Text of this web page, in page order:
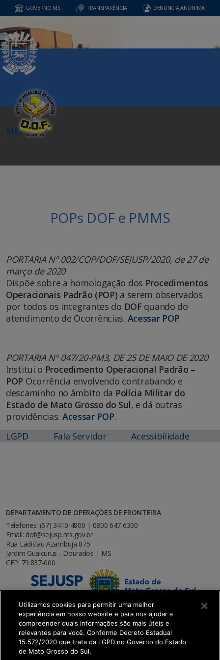
GOVERNO MS TRANSPARÊNCIA DENUNCIA ANÔNIMA
MENU
POPs DOF e PMMS
PORTARIA Nº 002/COP/DOF/SEJUSP/2020, de 27 de
março de 2020
Dispõe sobre a homologação dos Procedimentos
Operacionais Padrão (POP) a serem observados
por todos os integrantes do DOFquando do
atendimento de Ocorrências. Acessar POP.
PORTARIA Nº 047/20-PM3, DE 25 DE MAIO DE 2020
Institui o Procedimento Operacional Padrão –
POP Ocorrência envolvendo contrabando e
descaminho no âmbito da Polícia Militar do
Estado de Mato Grosso do Sul, e dá outras
providências. Acessar POP.
LGPD
Fala Servidor Acessibilidade
DEPARTAMENTO DE OPERAÇÕES DE FRONTEIRA
Telefones: (67) 3410 4800 | 0800 647 6300
Email: dof@sejusp.ms.gov.br
Rua Ladislau Azambuja 875
Jardim Guaicurus - Dourados | MS
CEP: 79.837-000
Utilizamos cookies para permitir uma melhor
experiência em nosso website e para nos ajudar a
compreender quais informações são mais úteis e
relevantes para você. Conforme Decreto Estadual
15.572/2020 que trata da LGPD no Governo do Estado
de Mato Grosso do Sul.